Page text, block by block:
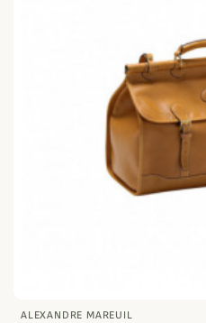
ALEXANDRE MAREUIL